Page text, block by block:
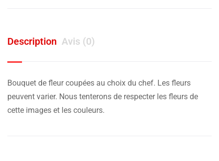
Description Avis (0)
Bouquet de fleur coupées au choix du chef. Les fleurs
peuvent varier. Nous tenterons de respecter les fleurs de
cette images et les couleurs.